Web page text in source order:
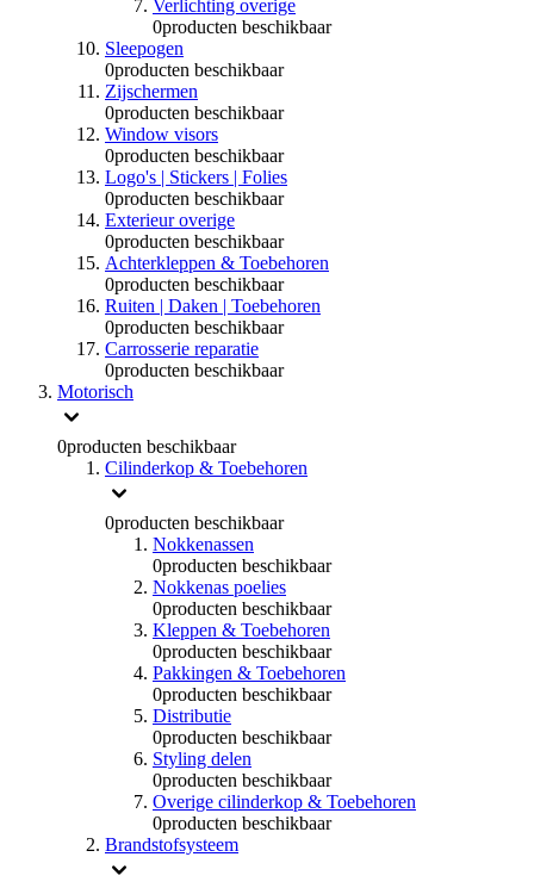
Verlichting overige
0producten beschikbaar
Sleepogen
0producten beschikbaar
Zijschermen
0producten beschikbaar
Window visors
0producten beschikbaar
Logo's | Stickers | Folies
0producten beschikbaar
Exterieur overige
0producten beschikbaar
Achterkleppen & Toebehoren
0producten beschikbaar
Ruiten | Daken | Toebehoren
0producten beschikbaar
Carrosserie reparatie
0producten beschikbaar
Motorisch
0producten beschikbaar
Cilinderkop & Toebehoren
0producten beschikbaar
Nokkenassen
0producten beschikbaar
Nokkenas poelies
0producten beschikbaar
Kleppen & Toebehoren
0producten beschikbaar
Pakkingen & Toebehoren
0producten beschikbaar
Distributie
0producten beschikbaar
Styling delen
0producten beschikbaar
Overige cilinderkop & Toebehoren
0producten beschikbaar
Brandstofsysteem